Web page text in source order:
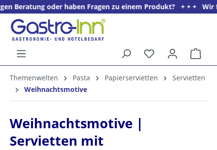
springen
oder haben Fragen zu einem Produkt? + + + Wir freuen
Willkommens­rabatt**
für neue Kunden
Themenwelten Pasta Papierservietten
Servietten
Weihnachtsmotive
Weihnachtsmotive |
Servietten mit